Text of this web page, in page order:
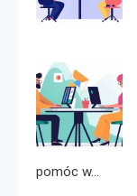
pomóc w…